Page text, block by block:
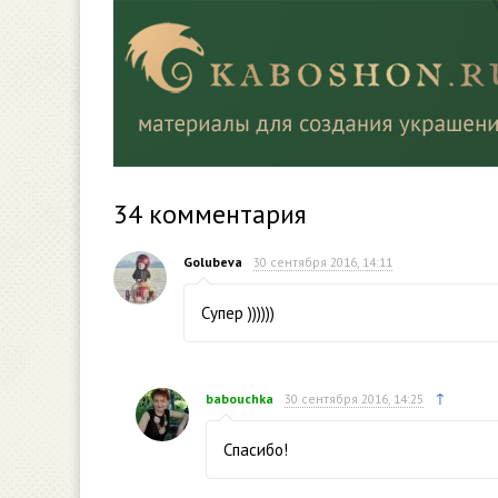
34 комментария
Golubeva 30 сентября 2016, 14:11
Супер ))))))
babouchka 30 сентября 2016, 14:25 ↑
Спасибо!